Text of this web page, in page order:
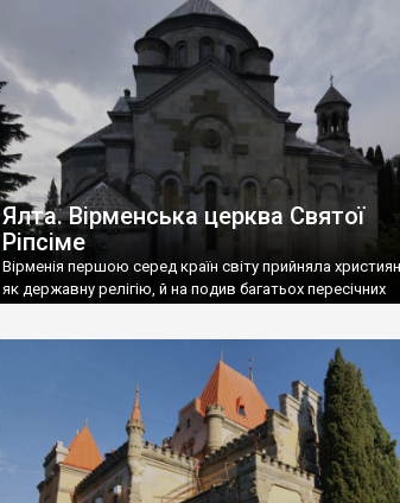
називаються «повстяками» (postaki)…” “Вино. Крим
виробляє відмінне вино і його вдосталь: воно все
легке біле і дуже […]
Ялта. Вірменська церква Святої
Ріпсіме
Вірменія першою серед країн світу прийняла
як державну релігію, й на подив багатьох пересічних